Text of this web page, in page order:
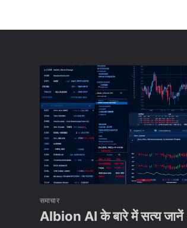
समाचार
Albion AI के बारे में सत्य जानें